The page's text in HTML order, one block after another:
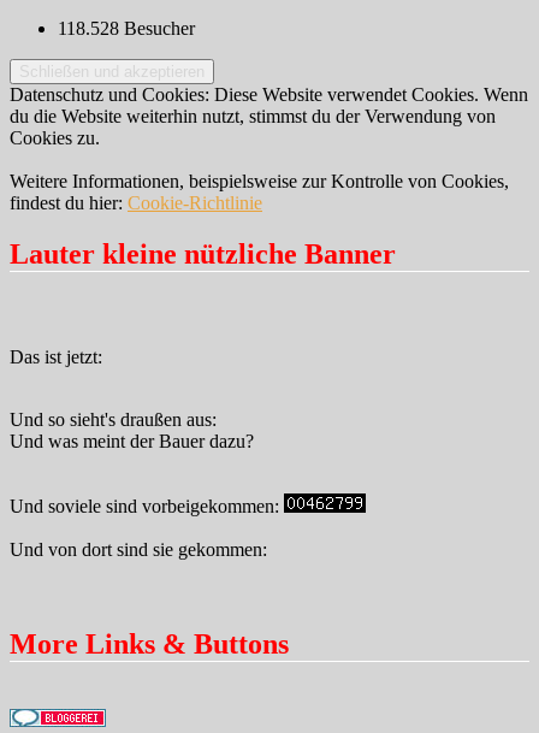
118.528 Besucher
Datenschutz und Cookies: Diese Website verwendet Cookies. Wenn
du die Website weiterhin nutzt, stimmst du der Verwendung von
Cookies zu.
Weitere Informationen, beispielsweise zur Kontrolle von Cookies,
findest du hier: Cookie-Richtlinie
Lauter kleine nützliche Banner
Das ist jetzt:
Und so sieht's draußen aus:
Und was meint der Bauer dazu?
Und soviele sind vorbeigekommen:
Und von dort sind sie gekommen:
More Links & Buttons